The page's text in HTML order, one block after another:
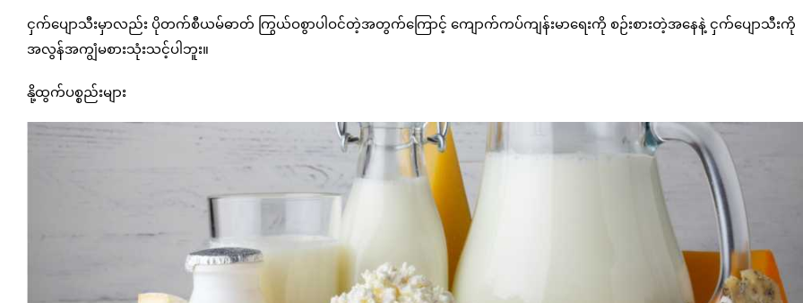
ငှက်ပျောသီးမှာလည်း ပိုတက်စီယမ်ဓာတ် ကြွယ်ဝစွာပါဝင်တဲ့အတွက်ကြောင့် ကျောက်ကပ်ကျန်းမာရေးကို စဉ်းစားတဲ့အနေနဲ့ ငှက်ပျောသီးကို
အလွန်အကျွံမစားသုံးသင့်ပါဘူး။
နို့ထွက်ပစ္စည်းများ